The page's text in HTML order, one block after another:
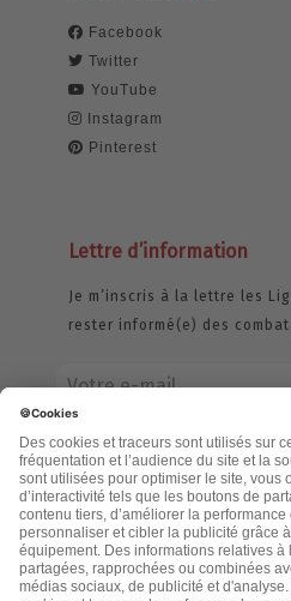
Facebook
Twitter
YouTube
Instagram
Pinterest
Lettre d’information
Je m’inscris à la lettre les
rester informé(e) des
jamais échangée. Pour consulter
cliquez
Politique de